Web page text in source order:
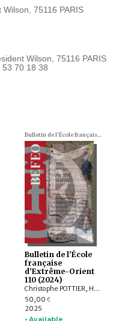
75116 PARIS
Wilson, 75116 PARIS
70 18 38
Bulletin de l'École française d'Extrême-Orient (BEFEO)
Bulletin de l’École
française
d’Extrême-Orient
110 (2024)
Christophe POTTIER, Harunaga ISAACSON, Isabelle LANDRY-DERON, Dominique SOUTIF, Julia ESTEVE, Brice VINCENT, François THIERRY, Annabel Teh GALLOP, Yannick BRUNETON, Vincent LEFÈVRE, Chloé CHOLLET, Csaba DEZSŐ, Claudine ANG, Damien CHAUSSENDE, Sébastien CLOUET, XU Minglong†, WU Min, HAN Qi
50,00 €
2025